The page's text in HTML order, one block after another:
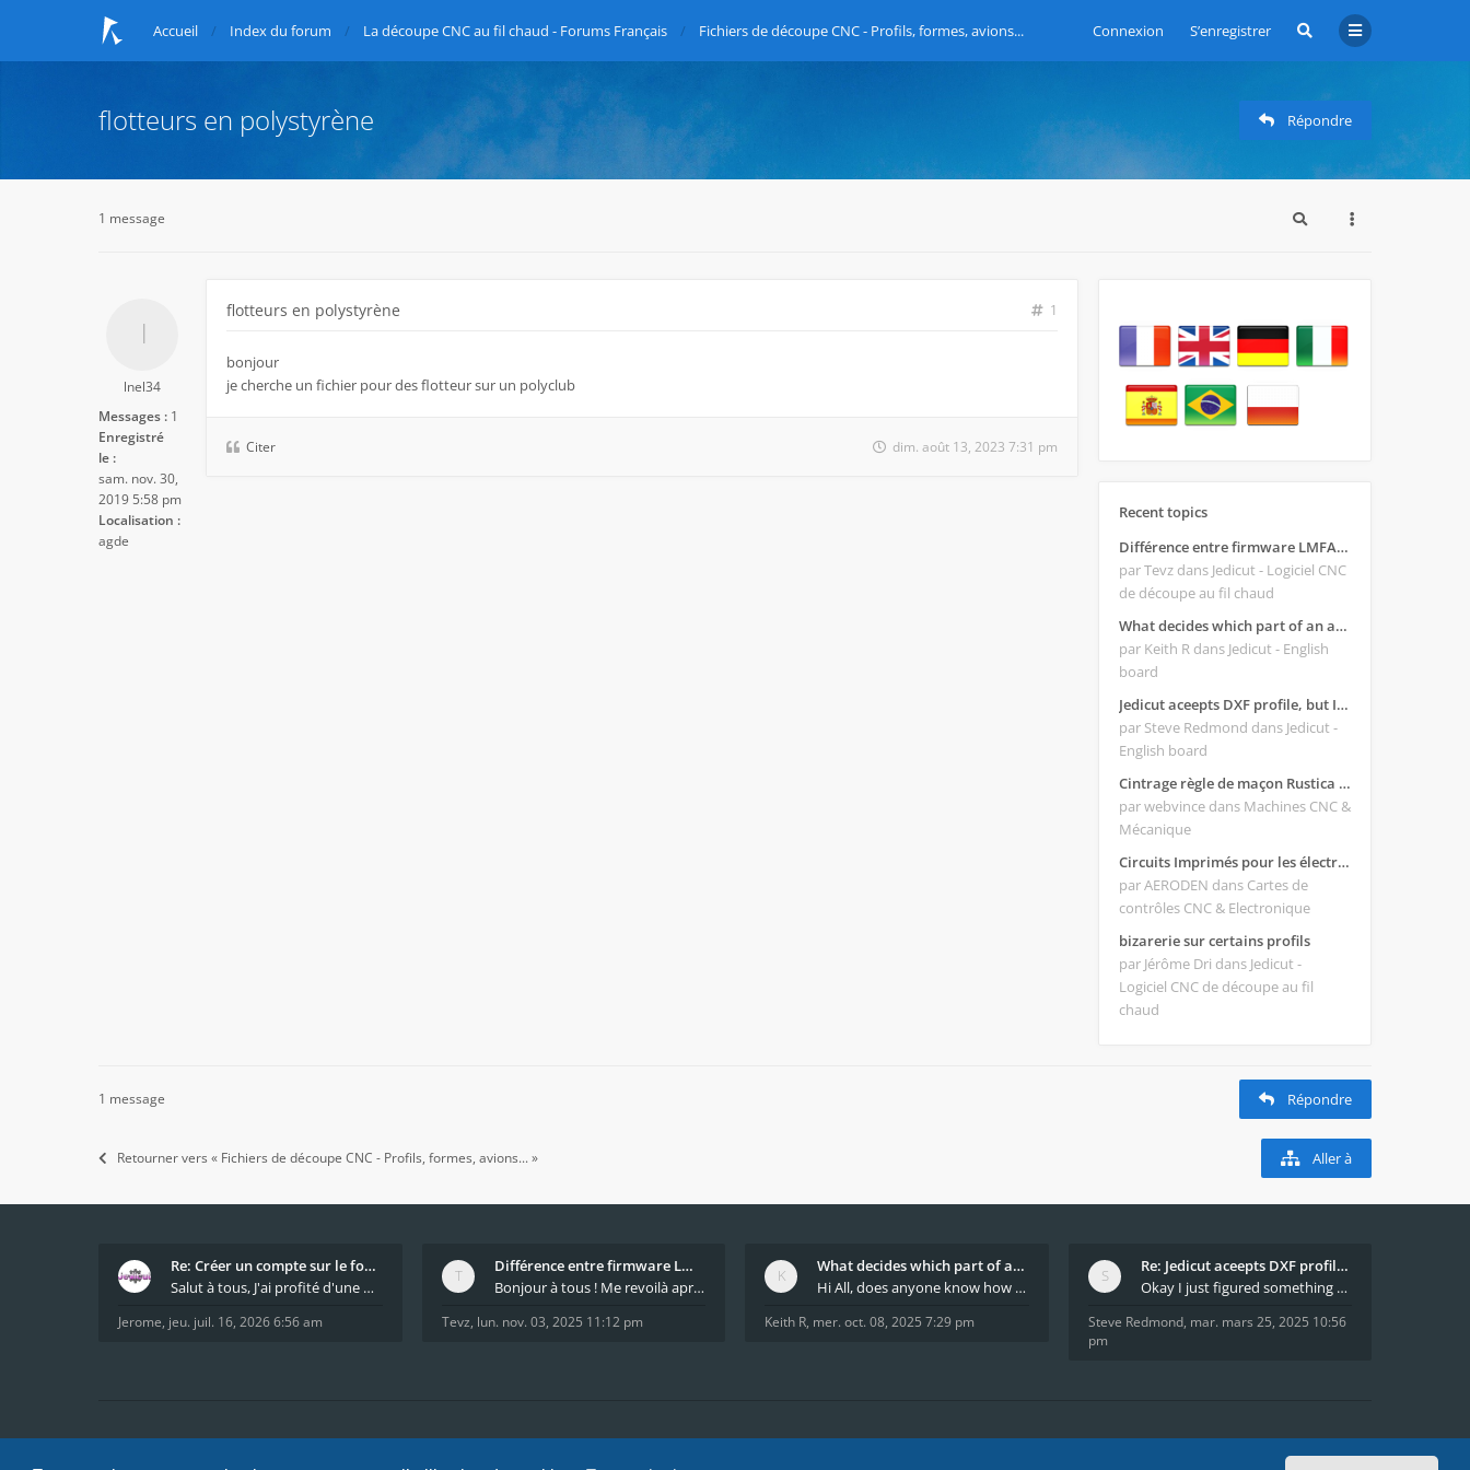
Connexion S’enregistrer
Accueil Index du forum La découpe CNC au fil chaud - Forums Français Fichiers de découpe CNC - Profils, formes, avions...
flotteurs en polystyrène Répondre
1 message
lnel34
Messages : 1
Enregistré
le :
sam. nov. 30,
2019 5:58 pm
Localisation :
agde
flotteurs en polystyrène 1
bonjour
je cherche un fichier pour des flotteur sur un polyclub
Citer dim. août 13, 2023 7:31 pm
Recent topics
Différence entre firmware LMFAO_V4_8_0 et du GRBL
par Tevz dans Jedicut - Logiciel CNC
de découpe au fil chaud
What decides which part of an airfoil is the extrado and intrado?
par Keith R dans Jedicut - English
board
Jedicut aceepts DXF profile, but It won't cut (Icons grayed out)
par Steve Redmond dans Jedicut -
English board
Cintrage règle de maçon Rustica 2018C
par webvince dans Machines CNC &
Mécanique
Circuits Imprimés pour les électroniques:
par AERODEN dans Cartes de
contrôles CNC & Electronique
bizarerie sur certains profils
par Jérôme Dri dans Jedicut -
Logiciel CNC de découpe au fil
chaud
1 message Répondre
Retourner vers « Fichiers de découpe CNC - Profils, formes, avions... » Aller à
Re: Créer un compte sur le forum / Create forum us
Salut à tous, J'ai profité d'une mise à jour du s
Jerome, jeu. juil. 16, 2026 6:56 am
Différence entre firmware LMFAO_V4_8_0 et du GRBL
Bonjour à tous ! Me revoilà après 5 ans de pause
Tevz, lun. nov. 03, 2025 11:12 pm
What decides which part of an airfoil is the extra
Hi All, does anyone know how Jedicut decides which
Keith R, mer. oct. 08, 2025 7:29 pm
Re: Jedicut aceepts DXF profile, but It won't cut
Okay I just figured something out. The profile p
Steve Redmond, mar. mars 25, 2025 10:56
pm